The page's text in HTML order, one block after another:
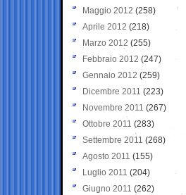
Maggio 2012 (258)
Aprile 2012 (218)
Marzo 2012 (255)
Febbraio 2012 (247)
Gennaio 2012 (259)
Dicembre 2011 (223)
Novembre 2011 (267)
Ottobre 2011 (283)
Settembre 2011 (268)
Agosto 2011 (155)
Luglio 2011 (204)
Giugno 2011 (262)